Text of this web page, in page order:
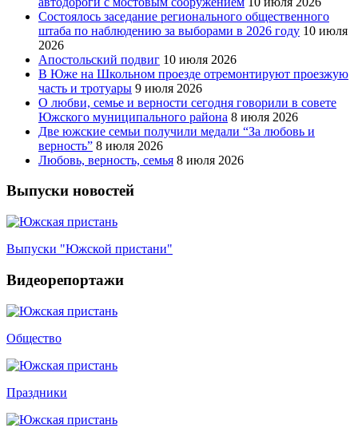
Состоялось заседание регионального общественного
штаба по наблюдению за выборами в 2026 году 10 июля
2026
Апостольский подвиг 10 июля 2026
В Юже на Школьном проезде отремонтируют проезжую
часть и тротуары 9 июля 2026
О любви, семье и верности сегодня говорили в совете
Южского муниципального района 8 июля 2026
Две южские семьи получили медали “За любовь и
верность” 8 июля 2026
Любовь, верность, семья 8 июля 2026
Выпуски новостей
Выпуски "Южской пристани"
Видеорепортажи
Общество
Праздники